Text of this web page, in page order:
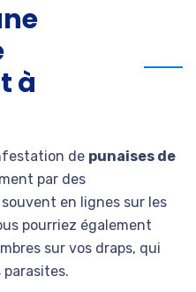
à
de punaises de
par des
en lignes sur les
pourriez également
sur vos draps, qui